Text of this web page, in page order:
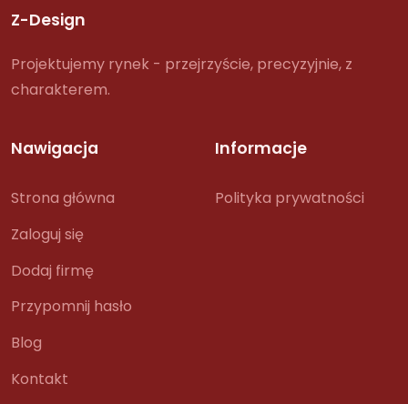
Z-Design
Projektujemy rynek - przejrzyście, precyzyjnie, z
charakterem.
Nawigacja
Strona główna
Zaloguj się
Dodaj firmę
Przypomnij hasło
Blog
Kontakt
Informacje
Polityka prywatności